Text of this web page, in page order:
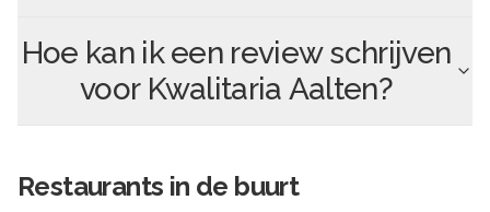
Hoe kan ik een review schrijven
voor Kwalitaria Aalten?
Restaurants in de buurt